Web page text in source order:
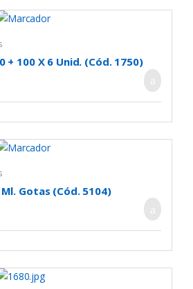
+ 100 X 6 Unid. (Cód. 1750)
Gotas (Cód. 5104)